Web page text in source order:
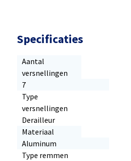
Specificaties
Aantal
versnellingen
7
Type
versnellingen
Derailleur
Materiaal
Aluminum
Type remmen